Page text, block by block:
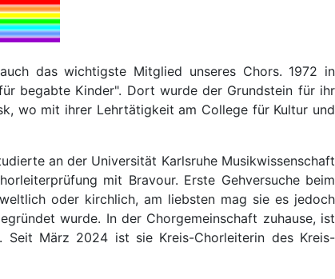
das wichtigste Mitglied unseres Chors. 1972 in
begabte Kinder". Dort wurde der Grundstein für ihr
wo mit ihrer Lehrtätigkeit am College für Kultur und
an der Universität Karlsruhe Musikwissenschaft
mit Bravour. Erste Gehversuche beim
oder kirchlich, am liebsten mag sie es jedoch
wurde. In der Chorgemeinschaft zuhause, ist
Seit März 2024 ist sie Kreis-Chorleiterin des Kreis-